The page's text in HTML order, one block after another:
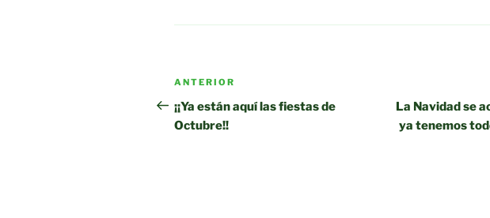
Navegación
de
entradas
Entrada
anterior:
ANTERIOR
¡¡Ya están aquí las fiestas de
Octubre!!
La Navidad se
ya tenemos